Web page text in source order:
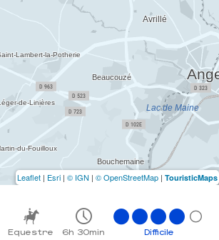
Equestre 6h 30min Difficile
Leaflet | Esri | © IGN | © OpenStreetMap | TouristicMaps